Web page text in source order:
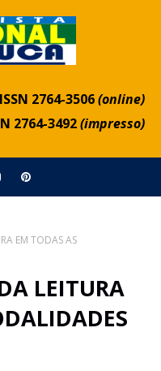
ISSN 2764-3506(online)
2764-3492(impresso)
EM TODAS AS
LEITURA